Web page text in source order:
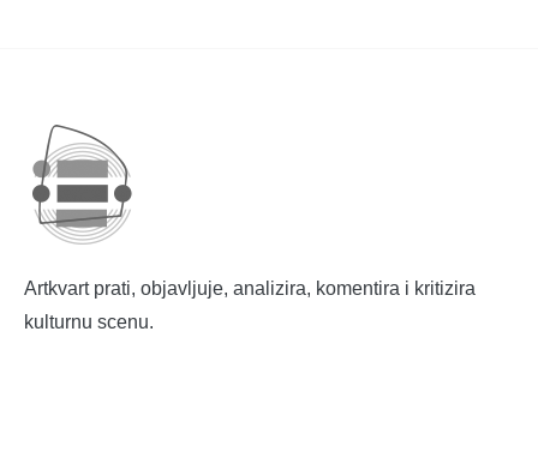
Artkvart prati, objavljuje, analizira, komentira i kritizira
kulturnu scenu.